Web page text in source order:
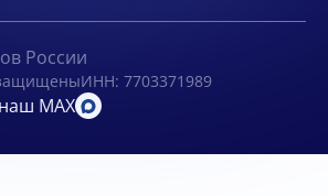
России
ИНН: 7703371989
MAX